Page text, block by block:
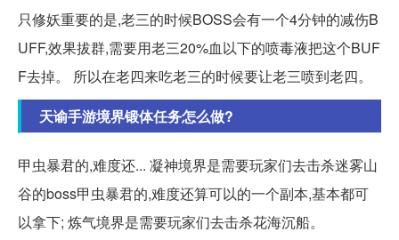
只修妖重要的是,老三的时候BOSS会有一个4分钟的减伤B
UFF,效果拔群,需要用老三20%血以下的喷毒液把这个BUF
F去掉。 所以在老四来吃老三的时候要让老三喷到老四。
天谕手游境界锻体任务怎么做?
甲虫暴君的,难度还... 凝神境界是需要玩家们去击杀迷雾山
谷的boss甲虫暴君的,难度还算可以的一个副本,基本都可
以拿下; 炼气境界是需要玩家们去击杀花海沉船。